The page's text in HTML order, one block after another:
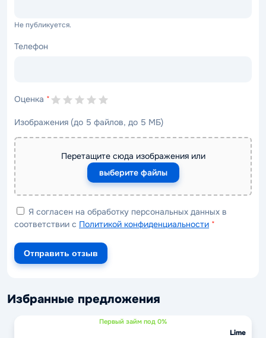
Не публикуется.
Телефон
Оценка *
Изображения (до 5 файлов, до 5 МБ)
Перетащите сюда изображения или
выберите файлы
Я согласен на обработку персональных данных в
соответствии с Политикой конфиденциальности *
Отправить отзыв
Избранные предложения
Первый займ под 0%
Lime